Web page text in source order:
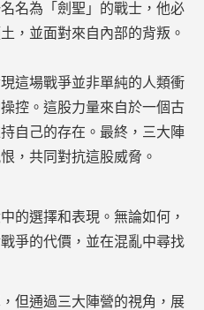
名為「劍聖」的戰士，他必
，並面對來自內部的背叛。
這場戰爭並非單純的人類衝
控。這股力量來自於一個古
自己的存在。最終，三大陣
，共同對抗這股威脅。
的選擇和表現。無論如何，
爭的代價，並在混亂中尋找
但通過三大陣營的視角，展